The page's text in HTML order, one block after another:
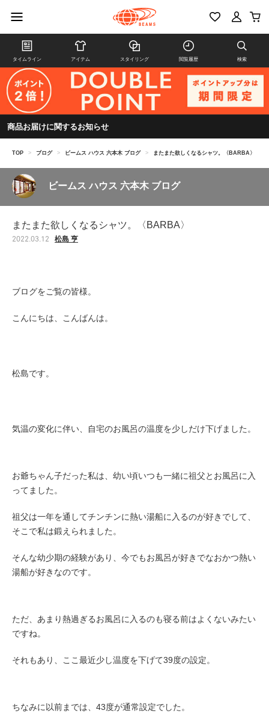
タイムライン アイテム スタイリング 閲覧履歴 検索
商品お届けに関するお知らせ
TOP > ブログ > ビームス ハウス 六本木 ブログ > またまた欲しくなるシャツ。〈BARBA〉
ビームス ハウス 六本木 ブログ
またまた欲しくなるシャツ。〈BARBA〉
2022.03.12 松島 亨
ブログをご覧の皆様。
こんにちは、こんばんは。
松島です。
気温の変化に伴い、自宅のお風呂の温度を少しだけ下げました。
お爺ちゃん子だった私は、幼い頃いつも一緒に祖父とお風呂に入
ってました。
祖父は一年を通してチンチンに熱い湯船に入るのが好きでして、
そこで私は鍛えられました。
そんな幼少期の経験があり、今でもお風呂が好きでなおかつ熱い
湯船が好きなのです。
ただ、あまり熱過ぎるお風呂に入るのも寝る前はよくないみたい
ですね。
それもあり、ここ最近少し温度を下げて39度の設定。
ちなみに以前までは、43度が通常設定でした。